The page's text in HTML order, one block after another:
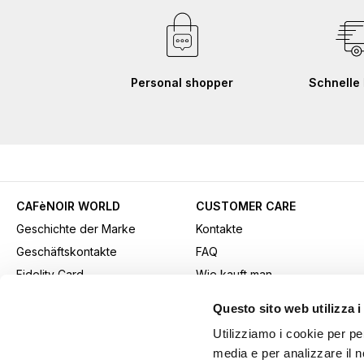
Questo sito web utilizza i
Utilizziamo i cookie per
media e per analizzare il
Personal shopper Schnelle
CAFèNOIR WORLD
Geschichte der Marke
Geschäftskontakte
Fidelity Card
CUSTOMER CARE
Kontakte
FAQ
Wie kauft man
Versand
Rücksendungen und